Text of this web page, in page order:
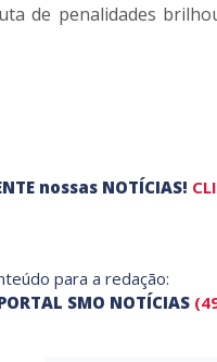
de penalidades
nossas NOTÍCIAS!
para a redação:
SMO NOTÍCIAS